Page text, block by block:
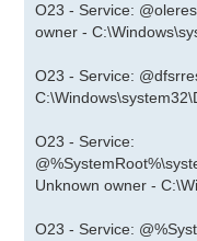
O23 - Service:
owner -
O23 - Service:
O23 - Service:
Unknown owner -
O23 - Service: